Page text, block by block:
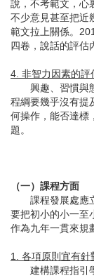
說，不考範文，心
不少意見甚至把近
範文拉上關係。
四卷，說話的評估
4. 非智力因素的評
興趣、習慣與態
程綱要幾乎沒有提
何操作，能否達標
題。
（一）課程方面
課程發展處應立
要把初小的小一至
作為九年一貫來規
1. 各項原則宜有針
建構課程指引學